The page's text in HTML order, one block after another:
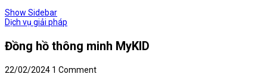
Show Sidebar
Dịch vụ giải pháp
Đồng hồ thông minh MyKID
22/02/2024 1 Comment